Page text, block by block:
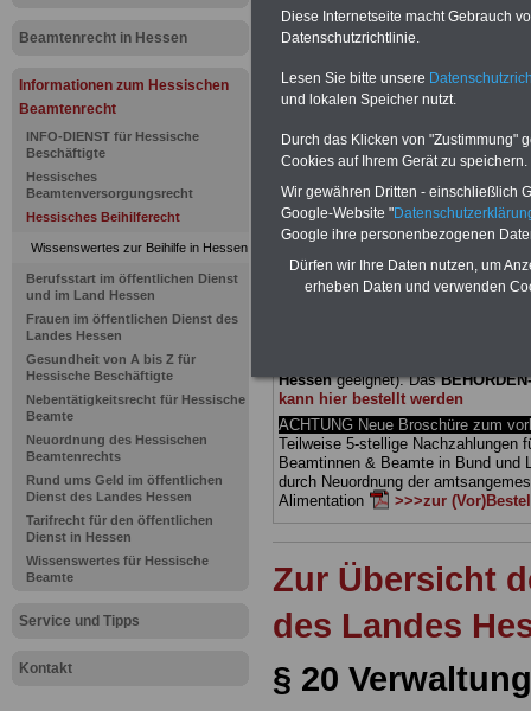
Beamtenrecht in Hessen
Informationen zum Hessischen
Beamtenrecht
INFO-DIENST für Hessische
Beschäftigte
Hessisches
Beamtenversorgungsrecht
Hessisches Beihilferecht
Wissenswertes zur Beihilfe in Hessen
Berufsstart im öffentlichen Dienst
und im Land Hessen
Frauen im öffentlichen Dienst des
Landes Hessen
Gesundheit von A bis Z für
Hessische Beschäftigte
Nebentätigkeitsrecht für Hessische
Beamte
Neuordnung des Hessischen
Beamtenrechts
Rund ums Geld im öffentlichen
Dienst des Landes Hessen
Tarifrecht für den öffentlichen
Dienst in Hessen
Wissenswertes für Hessische
Beamte
Service und Tipps
Kontakt
Landes
BEHÖRDEN-ABOmit drei
25,00 Euro: Wissenswertes für
und Beamte, Beamten-
(Bund/Länder) sowie Beihilferecht
Hessengeeignet).Das
kann hier bestellt werden
ACHTUNG Neue Broschüre zum
Teilweise 5-stellige Nachzahlungen
Beamtinnen & Beamte in Bund und
durch Neuordnung der
Alimentation
>>>zur
Zur Übersicht
des Landes
§ 20
Diese Internetseite macht Gebrauch
Datenschutzrichtlinie.
Lesen Sie bitte unsere
und lokalen Speicher nutzt.
Durch das Klicken von "Zustimmung"
Cookies auf Ihrem Gerät zu speichern.
Wir gewähren Dritten - einschließlich
Google-Website "
Google ihre personenbezogenen
Dürfen wir Ihre Daten nutzen, um
erheben Daten und verwenden